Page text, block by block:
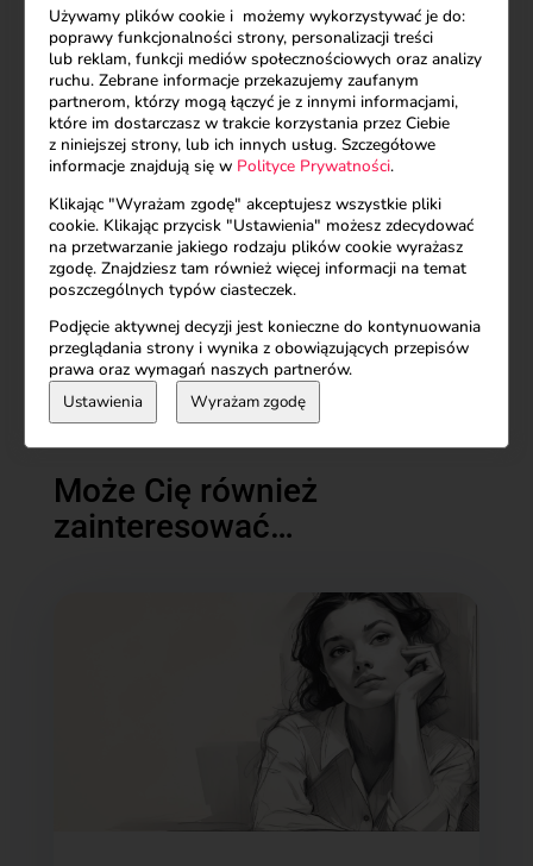
←Prev: Miłości nie można wymusić
Next: Przyszła, żeby tańczyć→
Może Cię również
zainteresować…
Używamy plików cookie i możemy wykorzystywać je do:
poprawy funkcjonalności strony, personalizacji treści
lub reklam, funkcji mediów społecznościowych oraz analizy
ruchu. Zebrane informacje przekazujemy zaufanym
partnerom, którzy mogą łączyć je z innymi informacjami,
które im dostarczasz w trakcie korzystania przez Ciebie
z niniejszej strony, lub ich innych usług. Szczegółowe
informacje znajdują się w Polityce Prywatności.
Klikając "Wyrażam zgodę" akceptujesz wszystkie pliki
cookie. Klikając przycisk "Ustawienia" możesz zdecydować
na przetwarzanie jakiego rodzaju plików cookie wyrażasz
zgodę. Znajdziesz tam również więcej informacji na temat
poszczególnych typów ciasteczek.
Podjęcie aktywnej decyzji jest konieczne do kontynuowania
przeglądania strony i wynika z obowiązujących przepisów
prawa oraz wymagań naszych partnerów.
Ustawienia Wyrażam zgodę